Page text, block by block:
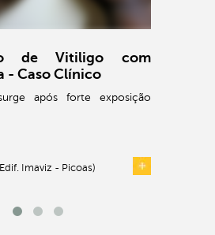
de Vitiligo com
- Caso Clínico
após forte exposição
Imaviz - Picoas)